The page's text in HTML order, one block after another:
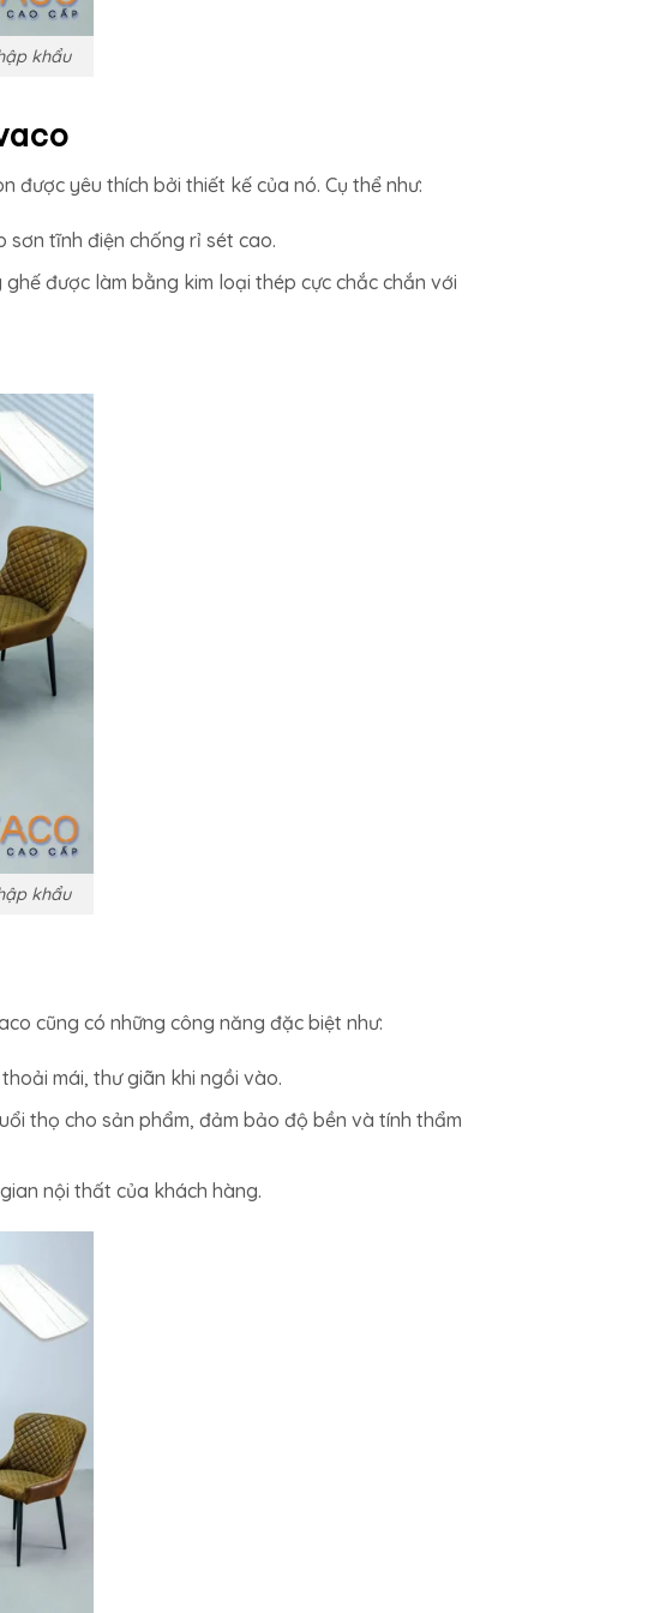
khẩu
được yêu thích bởi thiết kế của nó. Cụ thể như:
tĩnh điện chống rỉ sét cao.
được làm bằng kim loại thép cực chắc chắn với
khẩu
cũng có những công năng đặc biệt như:
mái, thư giãn khi ngồi vào.
thọ cho sản phẩm, đảm bảo độ bền và tính thẩm
nội thất của khách hàng.